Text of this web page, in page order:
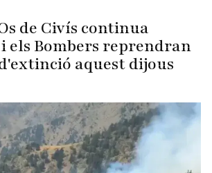
de Civís continua
els Bombers reprendran
aquest dijous